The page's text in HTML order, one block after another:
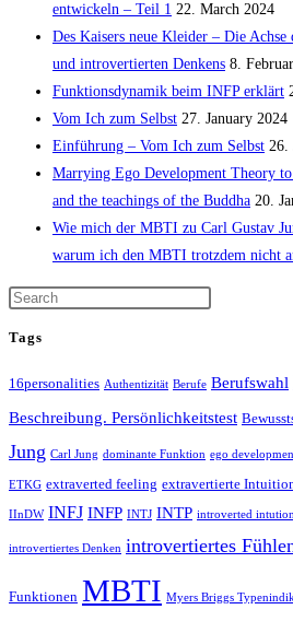
entwickeln – Teil 1 22. March 2024
Des Kaisers neue Kleider – Die Achse
und introvertierten Denkens 8.
Funktionsdynamik beim INFP erklärt
Vom Ich zum Selbst 27. January 2024
Einführung – Vom Ich zum Selbst 26.
Marrying Ego Development Theory
and the teachings of the Buddha 20.
Wie mich der MBTI zu Carl Gustav
warum ich den MBTI trotzdem nicht
Tags
16personalities Authentizität Berufe Berufswahl
Beschreibung. Persönlichkeitstest
Jung Carl Jung dominante Funktion ego
ETKG extraverted feeling extravertierte
IInDW INFJ INFP INTJ INTP introverted intution
introvertiertes Denken introvertiertes
Funktionen MBTI Myers Briggs